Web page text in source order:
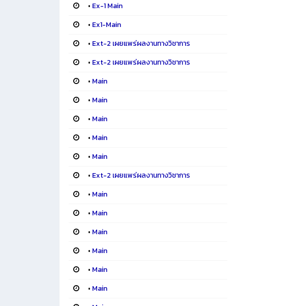
• Ex-1 Main
• Ex1-Main
• Ext-2 เผยแพร่ผลงานทางวิชาการ
• Ext-2 เผยแพร่ผลงานทางวิชาการ
• Main
• Main
• Main
• Main
• Main
• Ext-2 เผยแพร่ผลงานทางวิชาการ
• Main
• Main
• Main
• Main
• Main
• Main